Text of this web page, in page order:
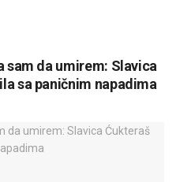
sam da umirem: Slavica
sa paničnim napadima